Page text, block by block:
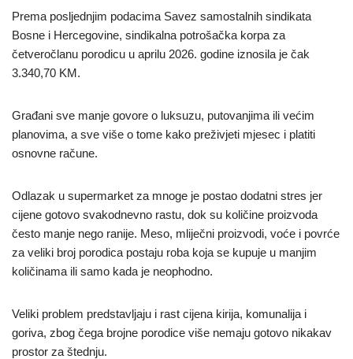
Prema posljednjim podacima Savez samostalnih sindikata
Bosne i Hercegovine, sindikalna potrošačka korpa za
četveročlanu porodicu u aprilu 2026. godine iznosila je čak
3.340,70 KM.
Građani sve manje govore o luksuzu, putovanjima ili većim
planovima, a sve više o tome kako preživjeti mjesec i platiti
osnovne račune.
Odlazak u supermarket za mnoge je postao dodatni stres jer
cijene gotovo svakodnevno rastu, dok su količine proizvoda
često manje nego ranije. Meso, mliječni proizvodi, voće i povrće
za veliki broj porodica postaju roba koja se kupuje u manjim
količinama ili samo kada je neophodno.
Veliki problem predstavljaju i rast cijena kirija, komunalija i
goriva, zbog čega brojne porodice više nemaju gotovo nikakav
prostor za štednju.